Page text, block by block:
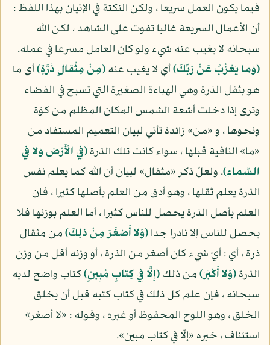
فيما يكون العمل سريعا ، ولكن النكتة في الإتيان بهذا اللفظ :
أن الأعمال السريعة غالبا تفوت على الشاهد ، لكن الله
سبحانه لا يغيب عنه شيء ولو كان العامل مسرعا في عمله.
(وَما يَعْزُبُ عَنْ رَبِّكَ)أي لا يغيب عنه(مِنْ مِثْقالِ ذَرَّةٍ)أي ما
هو بثقل الذرة وهي الهباءة الصغيرة التي تسبح في الفضاء
وترى إذا دخلت أشعة الشمس المكان المظلم من كوّة
ونحوها ، و «من» زائدة تأتي لبيان التعميم المستفاد من
«ما» النافية قبلها ، سواء كانت تلك الذرة(فِي الْأَرْضِ وَلا فِي
السَّماءِ). ولعلّ ذكر «مثقال» لبيان أن الله كما يعلم نفس
الذرة يعلم ثقلها ، وهو أدق من العلم بأصلها كثيرا ، فإن
العلم بأصل الذرة يحصل للناس كثيرا ، أما العلم بوزنها فلا
يحصل للناس إلا نادرا جدا(وَلا أَصْغَرَ مِنْ ذلِكَ)من مثقال
ذرة ، أي : أيّ شيء كان أصغر من الذرة ، أو وزنه أقل من وزن
الذرة(وَلا أَكْبَرَ)من ذلك(إِلَّا فِي كِتابٍ مُبِينٍ)كتاب واضح لديه
سبحانه ، فإن علم كل ذلك في كتاب كتبه قبل أن يخلق
الخلق ، وهو اللوح المحفوظ أو غيره ، وقوله : «لا أصغر»
استئناف ، خبره «إلّا في كتاب مبين».